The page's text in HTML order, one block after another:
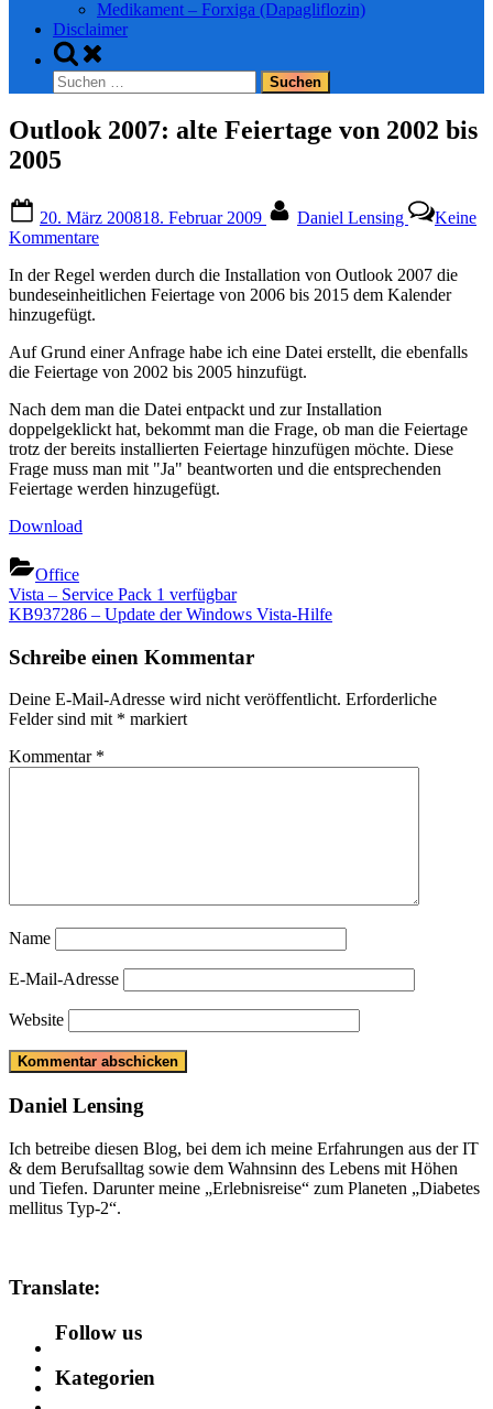
Medikament – Forxiga (Dapagliflozin)
Disclaimer
Toggle
search
form
Suchen
nach:
Outlook 2007: alte Feiertage von 2002 bis
2005
on
20. März 200818. Februar 2009 Daniel Lensing
Keine
Kommentarezu
2007:
alte
2002
bis
In der Regel werden durch die Installation von Outlook 2007 die
bundeseinheitlichen Feiertage von 2006 bis 2015 dem Kalender
hinzugefügt.
Auf Grund einer Anfrage habe ich eine Datei erstellt, die ebenfalls
die Feiertage von 2002 bis 2005 hinzufügt.
Nach dem man die Datei entpackt und zur Installation
doppelgeklickt hat, bekommt man die Frage, ob man die Feiertage
trotz der bereits installierten Feiertage hinzufügen möchte. Diese
Frage muss man mit "Ja" beantworten und die entsprechenden
Feiertage werden hinzugefügt.
Download
Office
Beitragsnavigation
Previous
Post:
Vista – Service Pack 1 verfügbar
Next
KB937286 – Update der Windows Vista-Hilfe
Schreibe einen Kommentar
Deine E-Mail-Adresse wird nicht veröffentlicht. Erforderliche
Felder sind mit * markiert
Kommentar *
Name
E-Mail-Adresse
Website
Daniel Lensing
Ich betreibe diesen Blog, bei dem ich meine Erfahrungen aus der IT
& dem Berufsalltag sowie dem Wahnsinn des Lebens mit Höhen
und Tiefen. Darunter meine „Erlebnisreise“ zum Planeten „Diabetes
mellitus Typ-2“.
Translate:
Follow us
Kategorien